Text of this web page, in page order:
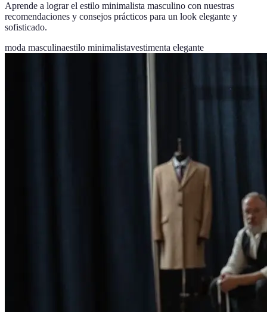
Aprende a lograr el estilo minimalista masculino con nuestras
recomendaciones y consejos prácticos para un look elegante y
sofisticado.
moda masculinaestilo minimalistavestimenta elegante